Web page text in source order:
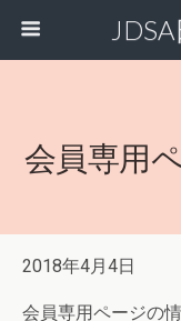
会員専用
2018年4月4日
会員専用ページの